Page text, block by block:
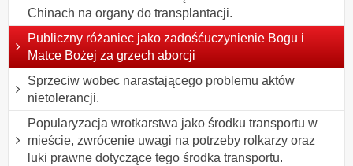
Chinach na organy do transplantacji.
Publiczny różaniec jako zadośćuczynienie Bogu i
Matce Bożej za grzech aborcji
Sprzeciw wobec narastającego problemu aktów
nietolerancji.
Popularyzacja wrotkarstwa jako środku transportu w
mieście, zwrócenie uwagi na potrzeby rolkarzy oraz
luki prawne dotyczące tego środka transportu.